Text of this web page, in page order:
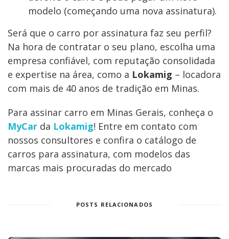
modelo (começando uma nova assinatura).
Será que o carro por assinatura faz seu perfil?
Na hora de contratar o seu plano, escolha uma
empresa confiável, com reputação consolidada
e expertise na área, como a Lokamig – locadora
com mais de 40 anos de tradição em Minas.
Para assinar carro em Minas Gerais, conheça o
MyCar da Lokamig! Entre em contato com
nossos consultores e confira o catálogo de
carros para assinatura, com modelos das
marcas mais procuradas do mercado
POSTS RELACIONADOS